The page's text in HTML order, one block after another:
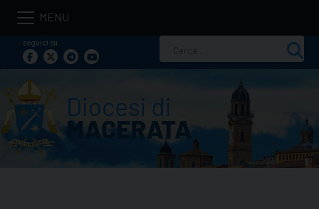
Skip
contentseguici su
per: